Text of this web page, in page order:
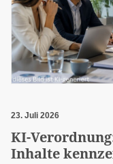
23. Juli 2026
KI-
Inhalte